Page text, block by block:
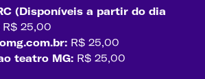
(Disponíveis a partir do dia
R$ 25,00
R$ 25,00
teatro MG: R$ 25,00